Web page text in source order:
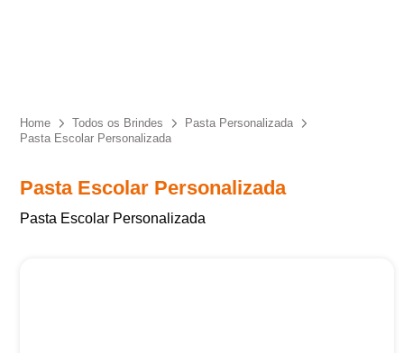
Home Todos os Brindes
Pasta Personalizada
Pasta Escolar Personalizada
Pasta Escolar Personalizada
Pasta Escolar Personalizada
sua privacidade, utilizaremos seus dados apenas para fins
de marketing. Você pode alterar suas preferências a
qualquer momento.